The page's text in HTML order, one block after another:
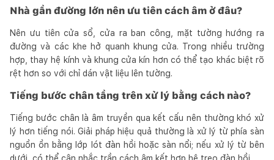
Nhà gần đường lớn nên ưu tiên cách âm ở đâu?
Nên ưu tiên cửa sổ, cửa ra ban công, mặt tường hướng ra
đường và các khe hở quanh khung cửa. Trong nhiều trường
hợp, thay hệ kính và khung cửa kín hơn có thể tạo khác biệt rõ
rệt hơn so với chỉ dán vật liệu lên tường.
Tiếng bước chân tầng trên xử lý bằng cách nào?
Tiếng bước chân là âm truyền qua kết cấu nên thường khó xử
lý hơn tiếng nói. Giải pháp hiệu quả thường là xử lý từ phía sàn
nguồn ồn bằng lớp lót đàn hồi hoặc sàn nổi; nếu xử lý từ bên